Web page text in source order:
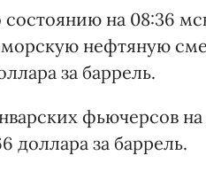
состоянию на 08:36
нефтяную
за баррель.
фьючерсов
доллара за баррель.